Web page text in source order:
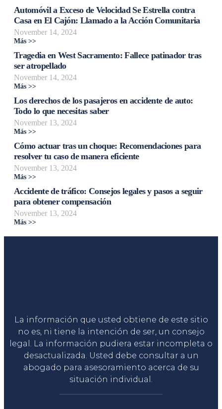
Automóvil a Exceso de Velocidad Se Estrella contra
Casa en El Cajón: Llamado a la Acción Comunitaria
November 14, 2024
Más >>
Tragedia en West Sacramento: Fallece patinador tras
ser atropellado
November 14, 2024
Más >>
Los derechos de los pasajeros en accidente de auto:
Todo lo que necesitas saber
November 13, 2024
Más >>
Cómo actuar tras un choque: Recomendaciones para
resolver tu caso de manera eficiente
November 13, 2024
Más >>
Accidente de tráfico: Consejos legales y pasos a seguir
para obtener compensación
November 13, 2024
Más >>
La información que usted obtiene de este sitio
no es, ni tiene la intención de ser, un consejo
legal. La información pudiera estar incompleta o
desactualizada. Usted debe consultar a un
abogado para asesoramiento acerca de su
situación individual.